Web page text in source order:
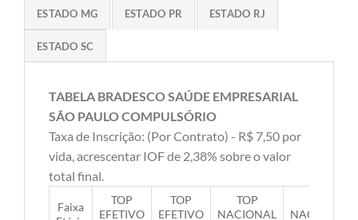
ESTADO MG ESTADO PR ESTADO RJ
ESTADO SC
TABELA BRADESCO SAÚDE EMPRESARIAL
SÃO PAULO COMPULSÓRIO
Taxa de Inscrição: (Por Contrato) - R$ 7,50 por
vida, acrescentar IOF de 2,38% sobre o valor
total final.
Faixa
TOP
EFETIVO
TOP
EFETIVO
TOP
NACIONAL
NACIONAL